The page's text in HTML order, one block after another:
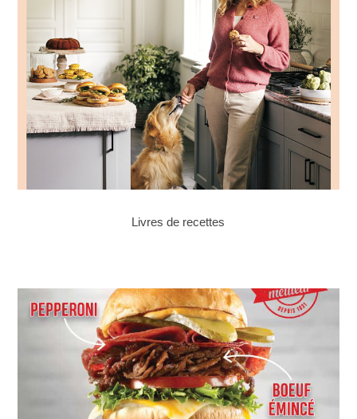
Livres de recettes